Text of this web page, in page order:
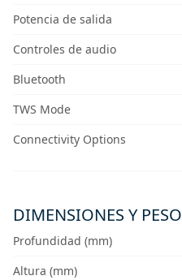
Potencia de salida
Controles de audio
Bluetooth
TWS Mode
Connectivity Options
DIMENSIONES Y PESO
Profundidad (mm)
Altura (mm)